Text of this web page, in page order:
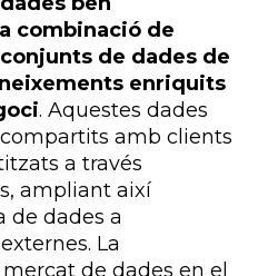
combinació de
de dades de
enriquits
. Aquestes dades
amb clients
a través
ampliant així
de dades a
La
de dades en el